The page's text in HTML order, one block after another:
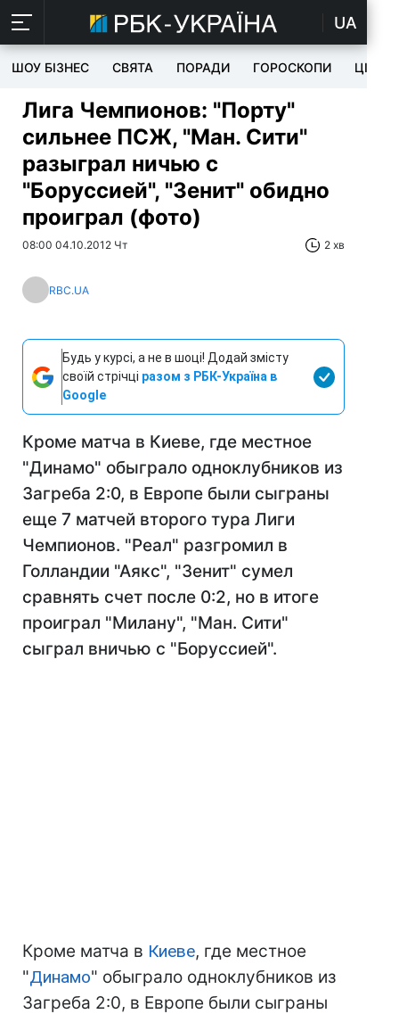
UA
ШОУ БІЗНЕС СВЯТА ПОРАДИ ГОРОСКОПИ ЦІКАВЕ
Лига Чемпионов: "Порту"
сильнее ПСЖ, "Ман. Сити"
разыграл ничью с
"Боруссией", "Зенит" обидно
проиграл (фото)
08:00 04.10.2012 Чт 2 хв
RBC.UA
Будь у курсі, а не в шоці! Додай змісту
своїй стрічці разом з РБК-Україна в
Google
Кроме матча в Киеве, где местное
"Динамо" обыграло одноклубников из
Загреба 2:0, в Европе были сыграны
еще 7 матчей второго тура Лиги
Чемпионов. "Реал" разгромил в
Голландии "Аякс", "Зенит" сумел
сравнять счет после 0:2, но в итоге
проиграл "Милану", "Ман. Сити"
сыграл вничью с "Боруссией".
Кроме матча в Киеве, где местное
"Динамо" обыграло одноклубников из
Загреба 2:0, в Европе были сыграны